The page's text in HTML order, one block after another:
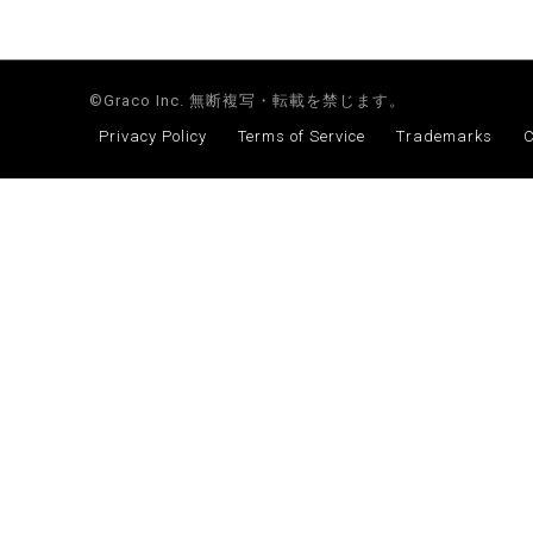
©Graco Inc. 無断複写・転載を禁じます。
Privacy Policy
Terms of Service Trademarks